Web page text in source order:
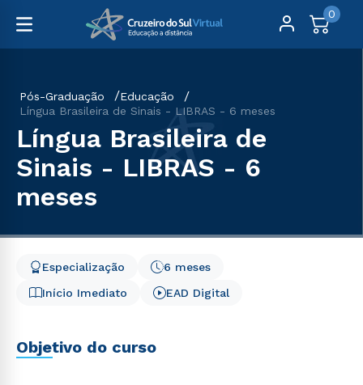
0
Pós-Graduação
Educação
Língua Brasileira de Sinais - LIBRAS - 6 meses
Língua Brasileira de
Sinais - LIBRAS - 6
meses
Início Imediato
6 meses
Especialização
EAD Digital
Objetivo do curso